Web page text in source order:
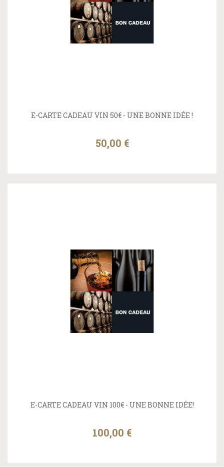
E-CARTE CADEAU VIN 50€ - UNE BONNE IDÉE !
50,00 €
E-CARTE CADEAU VIN 100€ - UNE BONNE IDÉE!
100,00 €